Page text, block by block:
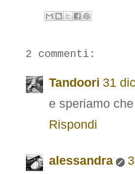
2 commenti:
Tandoori 31
e speriamo
Rispondi
alessandra